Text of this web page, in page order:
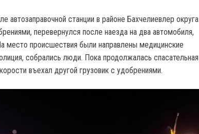
автозаправочной станции в районе Бахчелиевлер округа
перевернулся после наезда на два автомобиля,
место происшествия были направлены медицинские
собрались люди. Пока продолжалась спасательная
въехал другой грузовик с удобрениями.